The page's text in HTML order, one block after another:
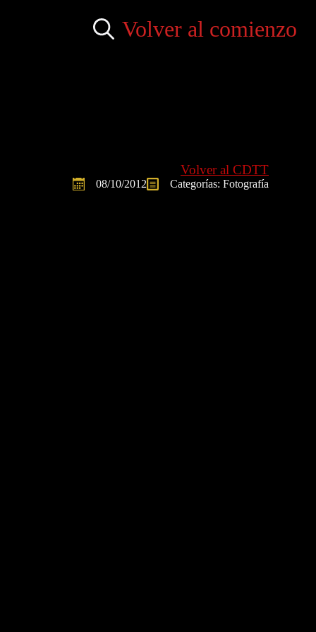
Volver al comienzo
Volver al CDTT
08/10/2012 Categorías: Fotografía